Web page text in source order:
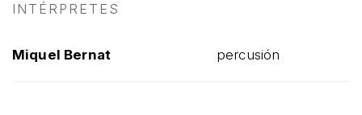
INTÉRPRETES
Miquel Bernat percusión